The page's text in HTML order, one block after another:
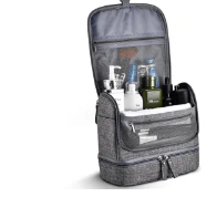
variations.
Les
options
peuvent
être
choisies
sur